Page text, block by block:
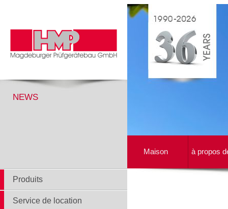
NEWS
Maison à propos
Produits
Service de location